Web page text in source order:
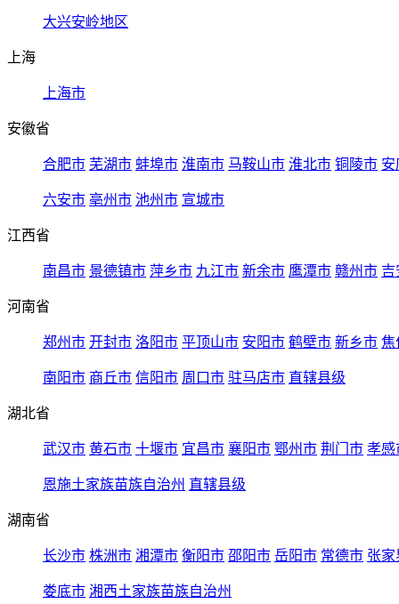
大兴安岭地区
上海
上海市
安徽省
合肥市 芜湖市 蚌埠市 淮南市 马鞍山市 淮北市 铜陵市 安
六安市 亳州市 池州市 宣城市
江西省
南昌市 景德镇市 萍乡市 九江市 新余市 鹰潭市 赣州市 吉
河南省
郑州市 开封市 洛阳市 平顶山市 安阳市 鹤壁市 新乡市 焦
南阳市 商丘市 信阳市 周口市 驻马店市 直辖县级
湖北省
武汉市 黄石市 十堰市 宜昌市 襄阳市 鄂州市 荆门市 孝感
恩施土家族苗族自治州 直辖县级
湖南省
长沙市 株洲市 湘潭市 衡阳市 邵阳市 岳阳市 常德市 张家
娄底市 湘西土家族苗族自治州